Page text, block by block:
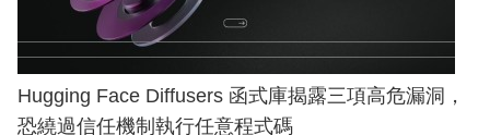
Hugging Face Diffusers 函式庫揭露三項高危漏洞，
恐繞過信任機制執行任意程式碼